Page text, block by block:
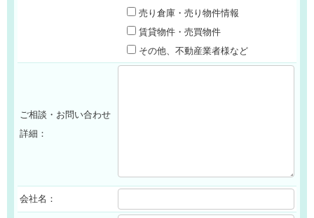
売り倉庫・売り物件情報
賃貸物件・売買物件
その他、不動産業者様など
ご相談・お問い合わせ
詳細：
会社名：